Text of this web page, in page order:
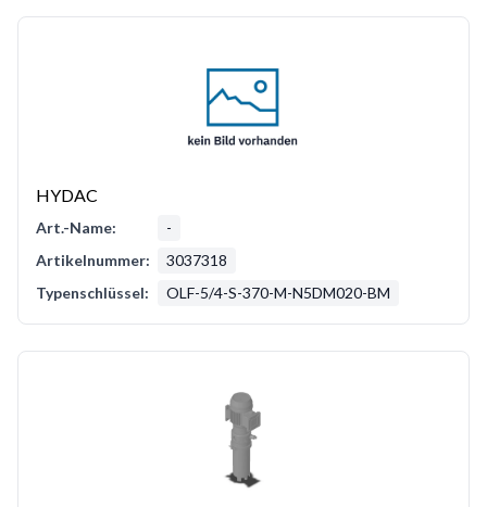
HYDAC
Art.-Name:
-
Artikelnummer:
3037318
Typenschlüssel:
OLF-5/4-S-370-M-N5DM020-BM